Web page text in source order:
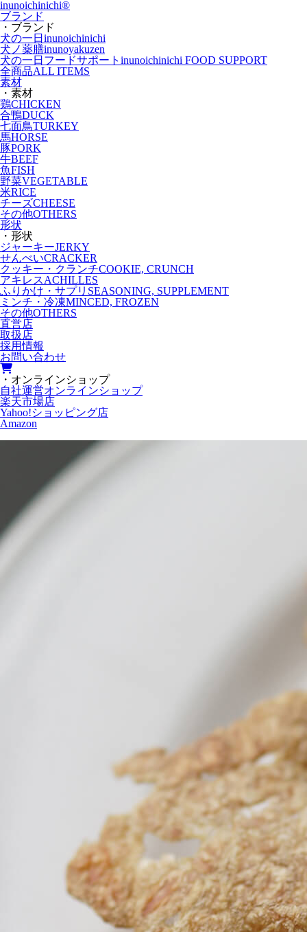
inunoichinichi®
ブランド
・ブランド
犬の一日 inunoichinichi
犬ノ薬膳inunoyakuzen
犬の一日フードサポート inunoichinichi FOOD SUPPORT
全商品ALL ITEMS
素材
・素材
鶏CHICKEN
合鴨DUCK
七面鳥TURKEY
馬HORSE
豚PORK
牛BEEF
魚FISH
野菜VEGETABLE
米RICE
チーズCHEESE
その他OTHERS
形状
・形状
ジャーキーJERKY
せんべいCRACKER
クッキー・クランチCOOKIE, CRUNCH
アキレスACHILLES
ふりかけ・サプリ SEASONING, SUPPLEMENT
ミンチ・冷凍MINCED, FROZEN
その他OTHERS
直営店
取扱店
採用情報
お問い合わせ
・オンラインショップ
自社運営オンラインショップ
楽天市場店
Yahoo!ショッピング店
Amazon